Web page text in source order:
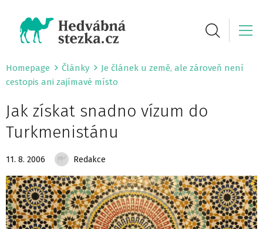
Homepage Články
Je článek u země, ale zároveň není
cestopis ani zajímavé místo
Jak získat snadno vízum do
Turkmenistánu
11. 8. 2006 Redakce